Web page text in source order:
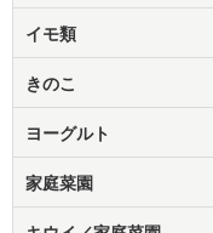
イモ類
きのこ
ヨーグルト
家庭菜園